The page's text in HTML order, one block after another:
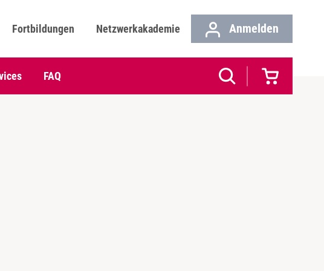
Fortbildungen Netzwerkakademie Anmelden
FAQ